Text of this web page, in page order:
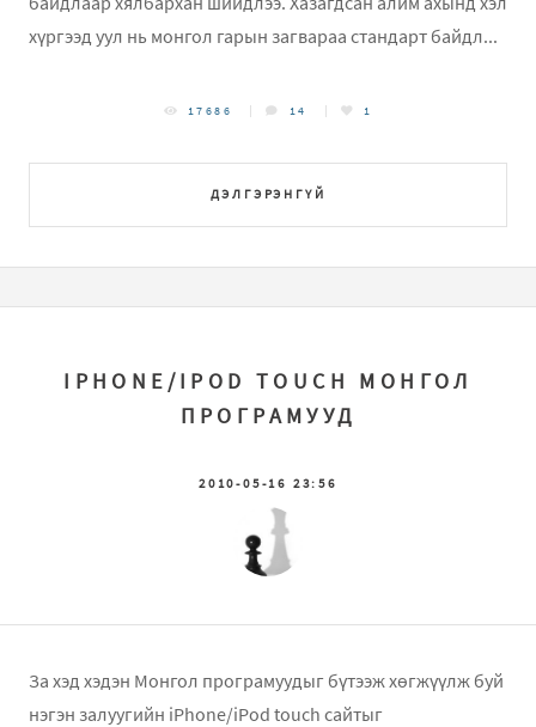
хүргээд уул нь монгол гарын загвараа стандарт байдл...
ДЭЛГЭРЭНГҮЙ
17686 14 1
IPHONE/IPOD TOUCH МОНГОЛ
ПРОГРАМУУД
2010-05-16 23:56
За хэд хэдэн Монгол програмуудыг бүтээж хөгжүүлж буй
нэгэн залуугийн iPhone/iPod touch сайтыг